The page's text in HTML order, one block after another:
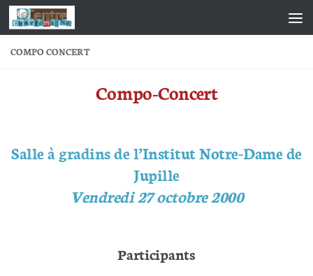
Skip to content
COMPO CONCERT
Compo-Concert
Salle à gradins de l’Institut Notre-Dame de
Jupille
Vendredi 27 octobre 2000
Participants